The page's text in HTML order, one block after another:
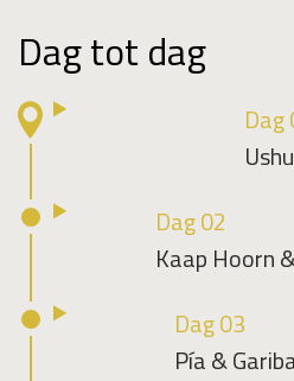
Dag tot dag
Dag
Dag 02
Kaap Hoorn
Dag 03
Pía &